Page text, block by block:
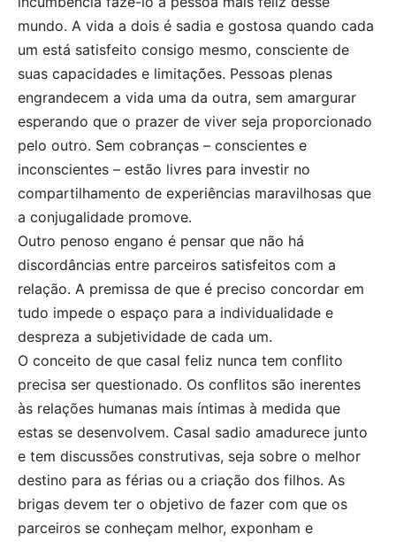
mundo. A vida a dois é sadia e gostosa quando cada
um está satisfeito consigo mesmo, consciente de
suas capacidades e limitações. Pessoas plenas
engrandecem a vida uma da outra, sem amargurar
esperando que o prazer de viver seja proporcionado
pelo outro. Sem cobranças – conscientes e
inconscientes – estão livres para investir no
compartilhamento de experiências maravilhosas que
a conjugalidade promove.
Outro penoso engano é pensar que não há
discordâncias entre parceiros satisfeitos com a
relação. A premissa de que é preciso concordar em
tudo impede o espaço para a individualidade e
despreza a subjetividade de cada um.
O conceito de que casal feliz nunca tem conflito
precisa ser questionado. Os conflitos são inerentes
às relações humanas mais íntimas à medida que
estas se desenvolvem. Casal sadio amadurece junto
e tem discussões construtivas, seja sobre o melhor
destino para as férias ou a criação dos filhos. As
brigas devem ter o objetivo de fazer com que os
parceiros se conheçam melhor, exponham e